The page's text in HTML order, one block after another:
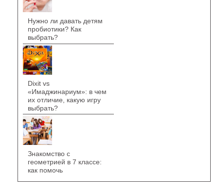
Нужно ли давать детям
пробиотики? Как
выбрать?
Dixit vs
«Имаджинариум»: в чем
их отличие, какую игру
выбрать?
Знакомство с
геометрией в 7 классе:
как помочь